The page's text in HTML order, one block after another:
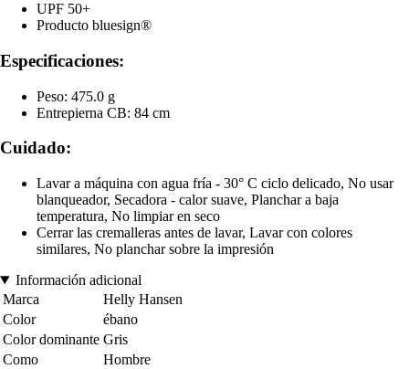
UPF 50+
Producto bluesign®
Especificaciones:
Peso: 475.0 g
Entrepierna CB: 84 cm
Cuidado:
Lavar a máquina con agua fría - 30° C ciclo delicado, No usar
blanqueador, Secadora - calor suave, Planchar a baja
temperatura, No limpiar en seco
Cerrar las cremalleras antes de lavar, Lavar con colores
similares, No planchar sobre la impresión
Información adicional
Marca
Helly Hansen
Color
ébano
Color dominante Gris
Como
Hombre